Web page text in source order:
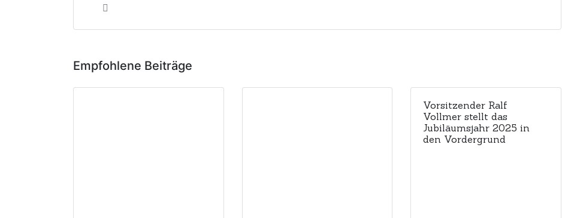
Empfohlene Beiträge
Vorsitzender Ralf
Vollmer stellt das
Jubiläumsjahr 2025 in
den Vordergrund